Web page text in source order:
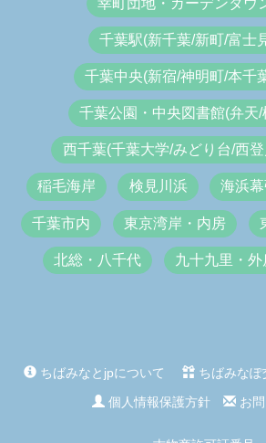
千葉駅(新千葉/新町/富士
千葉中央(新宿/神明町/本千
千葉公園・中央図書館(弁天/
西千葉(千葉大学/みどり台/西
稲毛海岸 検見川浜 海浜
千葉市内 東京湾岸・内房
北総・八千代 九十九里・外
ちばみなとjpについて ちばみなぽ
個人情報保護方針
お